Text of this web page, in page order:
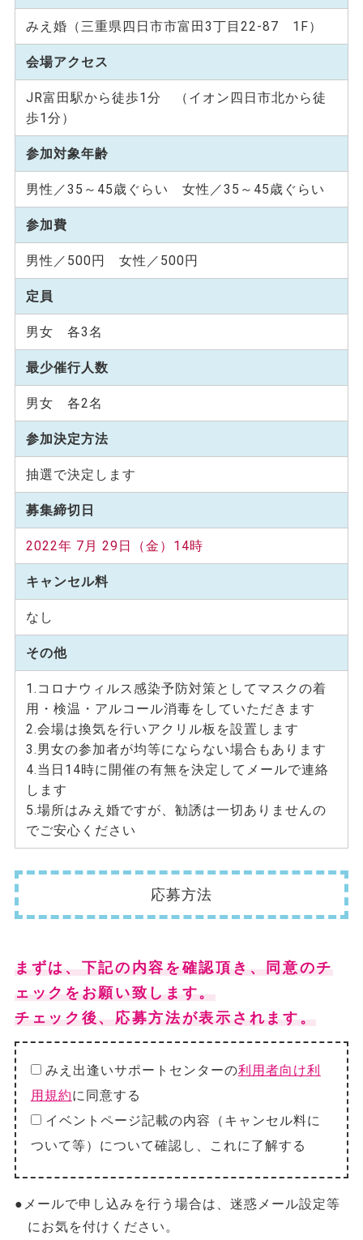
みえ婚（三重県四日市市富田3丁目22-87 1F）
会場アクセス
JR富田駅から徒歩1分 （イオン四日市北から徒
歩1分）
参加対象年齢
男性／35～45歳ぐらい 女性／35～45歳ぐらい
参加費
男性／500円 女性／500円
定員
男女 各3名
最少催行人数
男女 各2名
参加決定方法
抽選で決定します
募集締切日
2022年 7月 29日（金）14時
キャンセル料
なし
その他
1.コロナウィルス感染予防対策としてマスクの着
用・検温・アルコール消毒をしていただきます
2.会場は換気を行いアクリル板を設置します
3.男女の参加者が均等にならない場合もあります
4.当日14時に開催の有無を決定してメールで連絡
します
5.場所はみえ婚ですが、勧誘は一切ありませんの
でご安心ください
応募方法
まずは、下記の内容を確認頂き、同意のチ
ェックをお願い致します。
チェック後、応募方法が表示されます。
みえ出逢いサポートセンターの利用者向け利
用規約に同意する
イベントページ記載の内容（キャンセル料に
ついて等）について確認し、これに了解する
●メールで申し込みを行う場合は、迷惑メール設定等
にお気を付けください。